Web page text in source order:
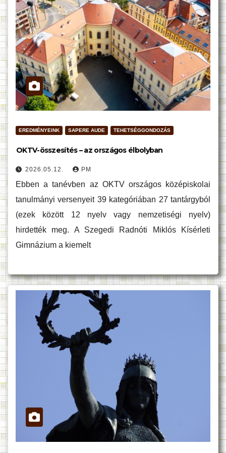
EREDMÉNYEINK SAPERE AUDE TEHETSÉGGONDOZÁS
OKTV-összesítés – az országos élbolyban
2026.05.12. PM
Ebben a tanévben az OKTV országos középiskolai
tanulmányi versenyeit 39 kategóriában 27 tantárgyból
(ezek között 12 nyelv vagy nemzetiségi nyelv)
hirdették meg. A Szegedi Radnóti Miklós Kísérleti
Gimnázium a kiemelt